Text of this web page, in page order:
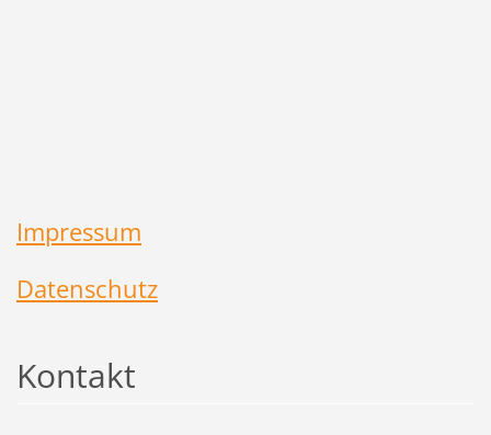
Impressum
Datenschutz
Kontakt